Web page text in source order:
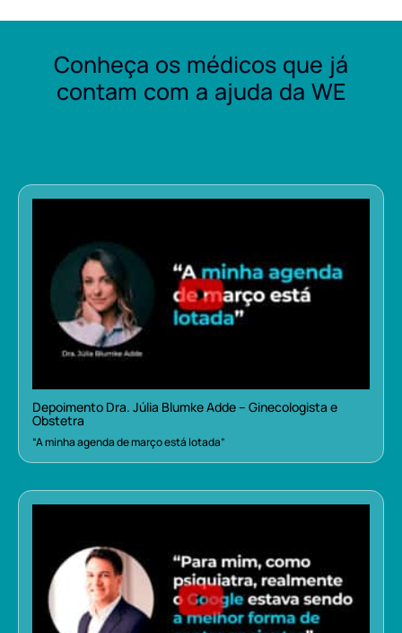
Conheça os médicos que já
contam com a ajuda da WE
Depoimento Dra. Júlia Blumke Adde – Ginecologista e
Obstetra
“A minha agenda de março está lotada”